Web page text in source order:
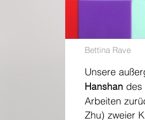
Bettina Rave
Unsere
Hanshan des
Arbeiten
Zhu) zweier